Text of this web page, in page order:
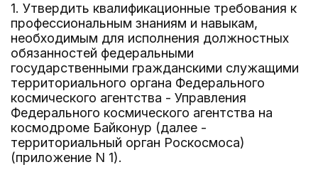
1. Утвердить квалификационные требования к
профессиональным знаниям и навыкам,
необходимым для исполнения должностных
обязанностей федеральными
государственными гражданскими служащими
территориального органа Федерального
космического агентства - Управления
Федерального космического агентства на
космодроме Байконур (далее -
территориальный орган Роскосмоса)
(приложение N 1).